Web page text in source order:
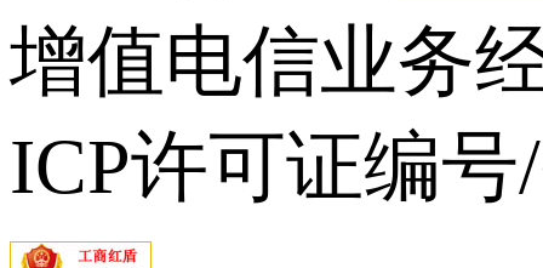
增值电信业务
ICP许可证编号